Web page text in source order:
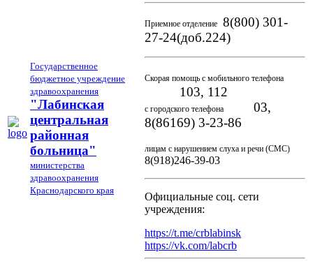
Государственное
бюджетное учреждение
здравоохранения
"Лабинская
центральная
районная
больница"
министерства
здравоохранения
Краснодарского края
Приемное отделение 8(800) 301-
27-24(доб.224)
Скорая помощь с мобильного телефона
103, 112
с городского телефона
03,
8(86169) 3-23-86
лицам с нарушением слуха и речи (СМС)
8(918)246-39-03
Официальные соц. сети
учреждения:
https://t.me/crblabinsk
https://vk.com/labcrb